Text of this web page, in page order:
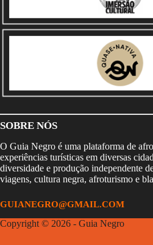
SOBRE NÓS
O Guia Negro é uma plataforma de
experiências turísticas em diversas
diversidade e produção independente
viagens, cultura negra, afroturismo e
GUIANEGRO@GMAIL.COM
Copyright © 2026 - Guia Negro